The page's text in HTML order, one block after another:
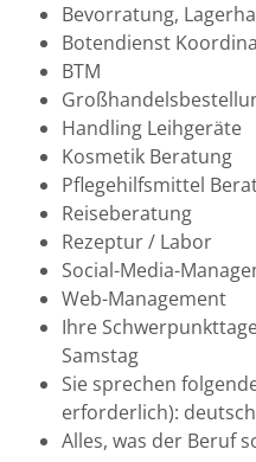
Bevorratung,
Botendienst
BTM
Handling Leihgeräte
Kosmetik Beratung
Pflegehilfsmittel
Reiseberatung
Rezeptur / Labor
Social-Media-
Web-Management
Ihre
Samstag
Sie sprechen
erforderlich): deutsch
Alles, was der Beruf